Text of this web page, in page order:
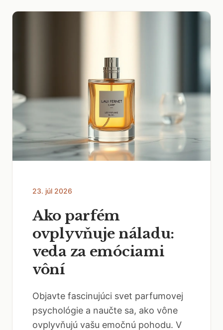
23. júl 2026
Ako parfém
ovplyvňuje náladu:
veda za emóciami
vôní
Objavte fascinujúci svet parfumovej
psychológie a naučte sa, ako vône
ovplyvňujú vašu emočnú pohodu. V